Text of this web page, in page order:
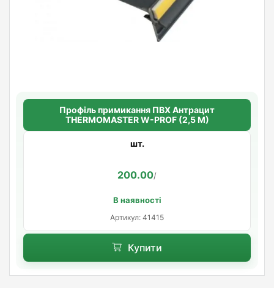
Профіль примикання ПВХ Антрацит
THERMOMASTER W-PROF (2,5 М)
шт.
200.00/
В наявності
Артикул: 41415
Купити